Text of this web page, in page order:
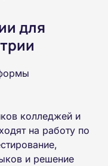
для
колледжей и
на работу по
и решение